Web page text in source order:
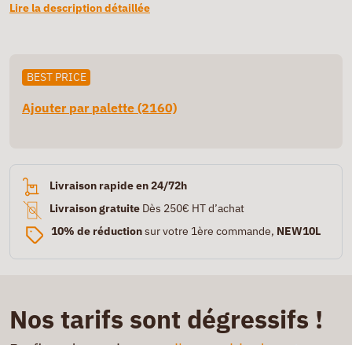
Lire la description détaillée
BEST PRICE
Ajouter par palette (2160)
Livraison rapide en 24/72h
Livraison gratuite Dès 250€ HT d’achat
10% de réductionsur votre 1ère commande, NEW10L
Nos tarifs sont dégressifs !